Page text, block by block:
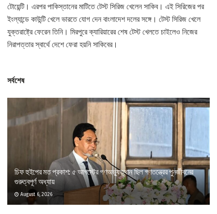
টোয়েন্টি। এরপর পাকিস্তানের মাটিতে টেস্ট সিরিজ খেলেন সাকিব। এই সিরিজের পর
ইংল্যান্ডে কাউন্টি খেলে ভারতে যোগ দেন বাংলাদেশ দলের সঙ্গে। টেস্ট সিরিজ খেলে
যুক্তরাষ্ট্রে ফেরেন তিনি। মিরপুরে ক্যারিয়ারের শেষ টেস্ট খেলতে চাইলেও নিজের
নিরাপত্তার স্বার্থে দেশে ফেরা হয়নি সাকিবের।
সর্বশেষ
চিফ হুইপের মত প্রকাশ: ৫ আগস্টের গণঅভ্যুত্থান ছিল গণতন্ত্রের পুনর্জীবনের
গুরুত্বপূর্ণ অধ্যায়
August 6, 2026